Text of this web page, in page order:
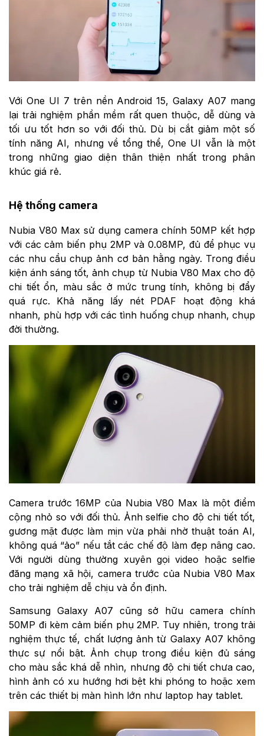
Với One UI 7 trên nền Android 15, Galaxy A07 mang
lại trải nghiệm phần mềm rất quen thuộc, dễ dùng và
tối ưu tốt hơn so với đối thủ. Dù bị cắt giảm một số
tính năng AI, nhưng về tổng thể, One UI vẫn là một
trong những giao diện thân thiện nhất trong phân
khúc giá rẻ.
Hệ thống camera
Nubia V80 Max sử dụng camera chính 50MP kết hợp
với các cảm biến phụ 2MP và 0.08MP, đủ để phục vụ
các nhu cầu chụp ảnh cơ bản hằng ngày. Trong điều
kiện ánh sáng tốt, ảnh chụp từ Nubia V80 Max cho độ
chi tiết ổn, màu sắc ở mức trung tính, không bị đẩy
quá rực. Khả năng lấy nét PDAF hoạt động khá
nhanh, phù hợp với các tình huống chụp nhanh, chụp
đời thường.
Camera trước 16MP của Nubia V80 Max là một điểm
cộng nhỏ so với đối thủ. Ảnh selfie cho độ chi tiết tốt,
gương mặt được làm mịn vừa phải nhờ thuật toán AI,
không quá “ảo” nếu tắt các chế độ làm đẹp nâng cao.
Với người dùng thường xuyên gọi video hoặc selfie
đăng mạng xã hội, camera trước của Nubia V80 Max
cho trải nghiệm dễ chịu và ổn định.
Samsung Galaxy A07 cũng sở hữu camera chính
50MP đi kèm cảm biến phụ 2MP. Tuy nhiên, trong trải
nghiệm thực tế, chất lượng ảnh từ Galaxy A07 không
thực sự nổi bật. Ảnh chụp trong điều kiện đủ sáng
cho màu sắc khá dễ nhìn, nhưng độ chi tiết chưa cao,
hình ảnh có xu hướng hơi bệt khi phóng to hoặc xem
trên các thiết bị màn hình lớn như laptop hay tablet.